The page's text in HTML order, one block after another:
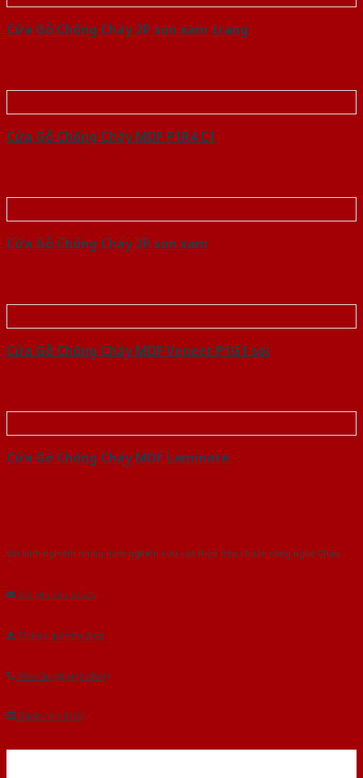
Cửa Gỗ Chống Cháy 2P son xam trang
Cửa Gỗ Chống Cháy MDF P1R4 C1
Cửa Gỗ Chống Cháy 2P son xam
Cửa Gỗ Chống Cháy MDF Veneer P1G1 soi
Cửa Gỗ Chống Cháy MDF Laminate
Với kinh nghiệm nhiêu năm nghiên cứu cửa theo tiêu chuẩn công nghệ Châu
Âu.Chúng tôi tự tin là nhà sản xuất & cung cấp hàng đầu tại Việt Nam!
Gửi yêu cầu tư vấn
Tải báo giá tổng hợp
Yêu cầu gọi lại (3 phút)
Dành cho đại lý